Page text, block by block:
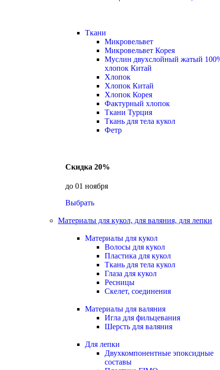
Ткани
Микровельвет
Микровельвет Корея
Муслин двухслойный жатый
хлопок Китай
Хлопок
Хлопок Китай
Хлопок Корея
Фактурный хлопок
Ткани Турция
Ткань для тела кукол
Фетр
Скидка 20%
до 01 ноября
Выбрать
Материалы для кукол, для валяния, для лепки
Материалы для кукол
Волосы для кукол
Пластика для кукол
Ткань для тела кукол
Глаза для кукол
Ресницы
Скелет, соединения
Материалы для валяния
Игла для фильцевания
Шерсть для валяния
Для лепки
Двухкомпонентные эпоксидные
составы